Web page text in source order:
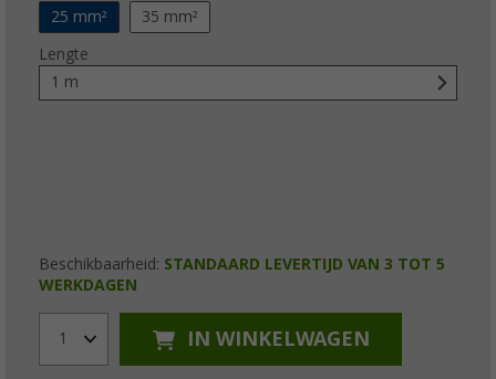
25 mm²
35 mm²
Lengte
1 m
Beschikbaarheid: STANDAARD LEVERTIJD VAN 3 TOT 5
WERKDAGEN
1 IN WINKELWAGEN